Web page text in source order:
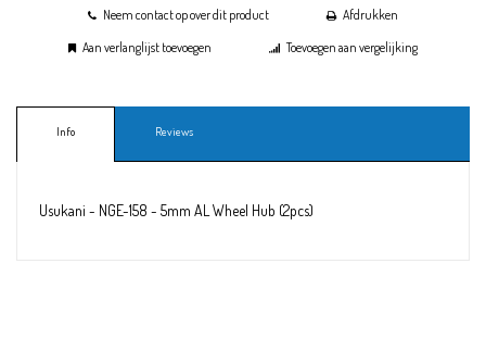
Neem contact op over dit product
Afdrukken
Aan verlanglijst toevoegen
Toevoegen aan vergelijking
Info Reviews
Usukani - NGE-158 - 5mm AL Wheel Hub (2pcs)